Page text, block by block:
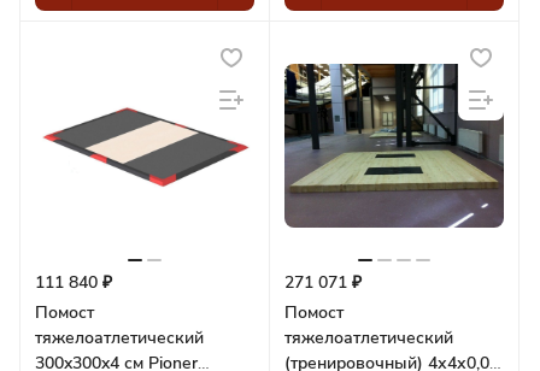
111 840 ₽
Помост
тяжелоатлетический
300x300x4 см Pioner
271 071 ₽
Помост
тяжелоатлетический
(тренировочный) 4х4х0,06